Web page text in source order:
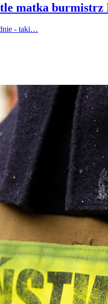
matka burmistrz
- taki…